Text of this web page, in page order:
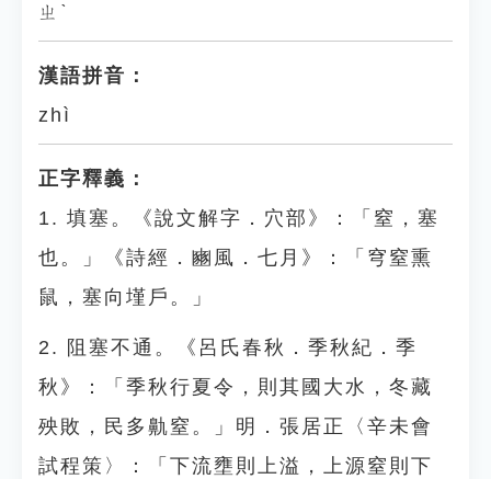
ㄓˋ
漢語拼音：
zhì
正字釋義：
1. 填塞。《說文解字．穴部》：「窒，塞
也。」《詩經．豳風．七月》：「穹窒熏
鼠，塞向墐戶。」
2. 阻塞不通。《呂氏春秋．季秋紀．季
秋》：「季秋行夏令，則其國大水，冬藏
殃敗，民多鼽窒。」明．張居正〈辛未會
試程策〉：「下流壅則上溢，上源窒則下